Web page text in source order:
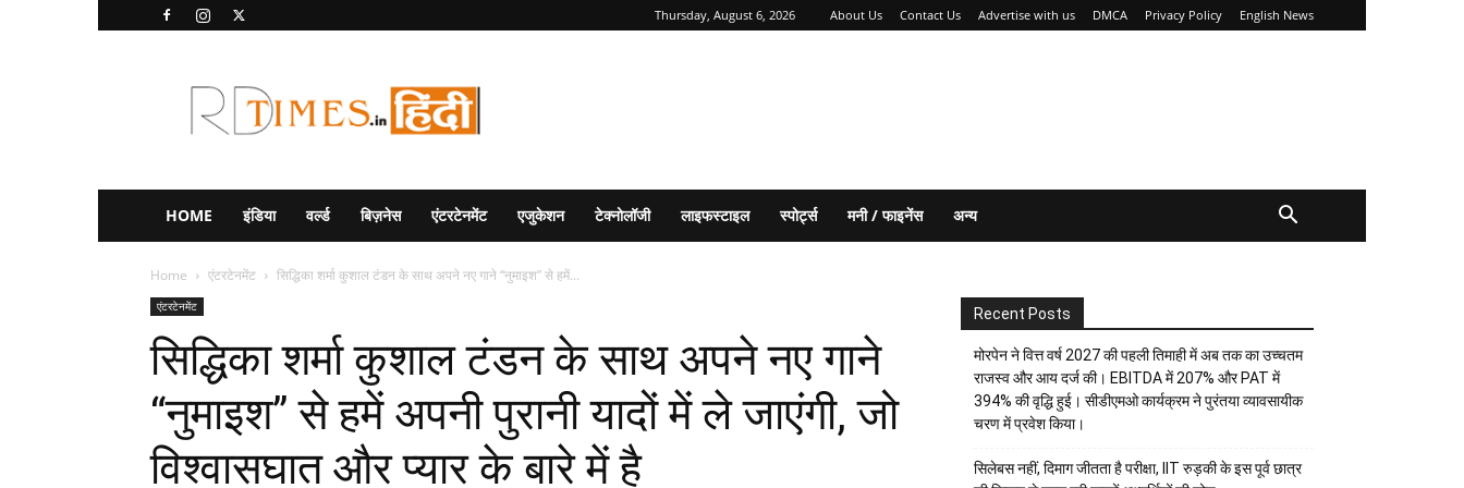
Thursday, August 6, 2026 About Us Contact Us Advertise with us DMCA Privacy Policy English News
Times
Hindi
HOME इंडिया वर्ल्ड बिज़नेस एंटरटेनमेंट एजुकेशन टेक्नोलॉजी लाइफस्टाइल स्पोर्ट्स मनी / फाइनेंस अन्य
Home एंटरटेनमेंट सिद्धिका शर्मा कुशाल टंडन के साथ अपने नए गाने “नुमाइश” से हमें...
एंटरटेनमेंट
सिद्धिका शर्मा कुशाल टंडन के साथ अपने नए गाने
“नुमाइश” से हमें अपनी पुरानी यादों में ले जाएंगी, जो
विश्वासघात और प्यार के बारे में है
Recent Posts
मोरपेन ने वित्त वर्ष 2027 की पहली तिमाही में अब तक का उच्चतम
राजस्व और आय दर्ज की। EBITDA में 207% और PAT में
394% की वृद्धि हुई। सीडीएमओ कार्यक्रम ने पुरंतया व्यावसायीक
चरण में प्रवेश किया।
सिलेबस नहीं, दिमाग जीतता है परीक्षा, IIT रुड़की के इस पूर्व छात्र